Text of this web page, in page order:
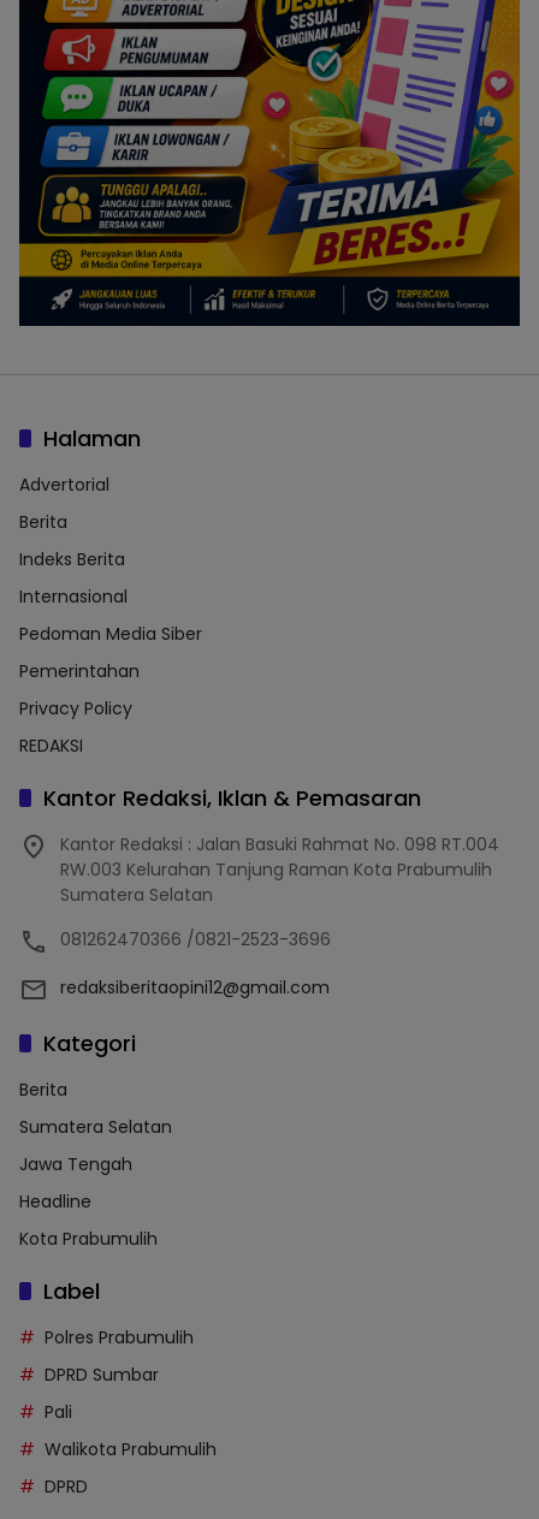
Halaman
Advertorial
Berita
Indeks Berita
Internasional
Pedoman Media Siber
Pemerintahan
Privacy Policy
REDAKSI
Kantor Redaksi, Iklan & Pemasaran
Kantor Redaksi : Jalan Basuki Rahmat No. 098 RT.004
RW.003 Kelurahan Tanjung Raman Kota Prabumulih
Sumatera Selatan
081262470366 /0821-2523-3696
redaksiberitaopini12@gmail.com
Kategori
Berita
Sumatera Selatan
Jawa Tengah
Headline
Kota Prabumulih
Label
Polres Prabumulih
DPRD Sumbar
Pali
Walikota Prabumulih
DPRD